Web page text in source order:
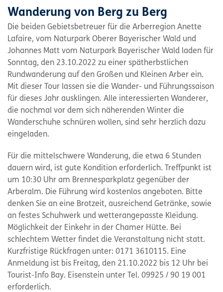
Wanderung von Berg zu Berg
Die beiden Gebietsbetreuer für die Arberregion Anette
Lafaire, vom Naturpark Oberer Bayerischer Wald und
Johannes Matt vom Naturpark Bayerischer Wald laden für
Sonntag, den 23.10.2022 zu einer spätherbstlichen
Rundwanderung auf den Großen und Kleinen Arber ein.
Mit dieser Tour lassen sie die Wander- und Führungssaison
für dieses Jahr ausklingen. Alle interessierten Wanderer,
die nochmal vor dem sich näherenden Winter die
Wanderschuhe schnüren wollen, sind sehr herzlich dazu
eingeladen.
Für die mittelschwere Wanderung, die etwa 6 Stunden
dauern wird, ist gute Kondition erforderlich. Treffpunkt ist
um 10:30 Uhr am Brennesparkplatz gegenüber der
Arberalm. Die Führung wird kostenlos angeboten. Bitte
denken Sie an eine Brotzeit, ausreichend Getränke, sowie
an festes Schuhwerk und wetterangepasste Kleidung.
Möglichkeit der Einkehr in der Chamer Hütte. Bei
schlechtem Wetter findet die Veranstaltung nicht statt.
Kurzfristige Rückfragen unter: 0171 3610115. Eine
Anmeldung ist bis Freitag, den 21.10.2022 bis 12 Uhr bei
Tourist-Info Bay. Eisenstein unter Tel. 09925 / 90 19 001
erforderlich.